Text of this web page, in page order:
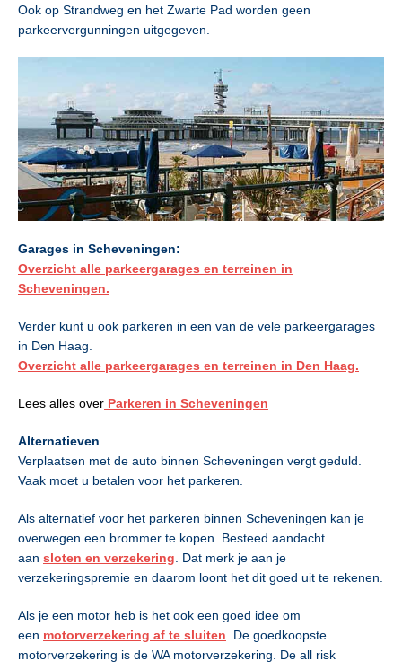
Ook op Strandweg en het Zwarte Pad worden geen
parkeervergunningen uitgegeven.
Garages in Scheveningen:
Overzicht alle parkeergarages en terreinen in
Scheveningen.
Verder kunt u ook parkeren in een van de vele parkeergarages
in Den Haag.
Overzicht alle parkeergarages en terreinen in Den Haag.
Lees alles over Parkeren in Scheveningen
Alternatieven
Verplaatsen met de auto binnen Scheveningen vergt geduld.
Vaak moet u betalen voor het parkeren.
Als alternatief voor het parkeren binnen Scheveningen kan je
overwegen een brommer te kopen. Besteed aandacht
aan sloten en verzekering . Dat merk je aan je
verzekeringspremie en daarom loont het dit goed uit te rekenen.
Als je een motor heb is het ook een goed idee om
een motorverzekering af te sluiten . De goedkoopste
motorverzekering is de WA motorverzekering. De all risk